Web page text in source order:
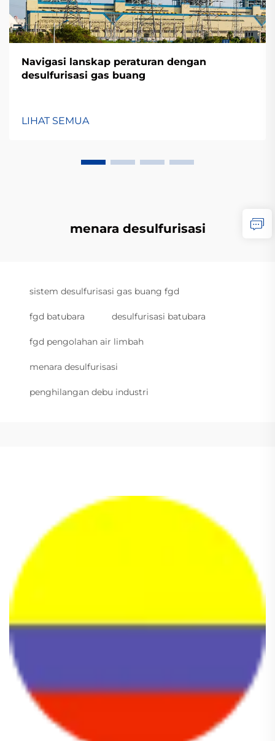
Navigasi lanskap peraturan dengan
desulfurisasi gas buang
LIHAT SEMUA
menara desulfurisasi
sistem desulfurisasi gas buang fgd
fgd batubara desulfurisasi batubara
fgd pengolahan air limbah
menara desulfurisasi
penghilangan debu industri